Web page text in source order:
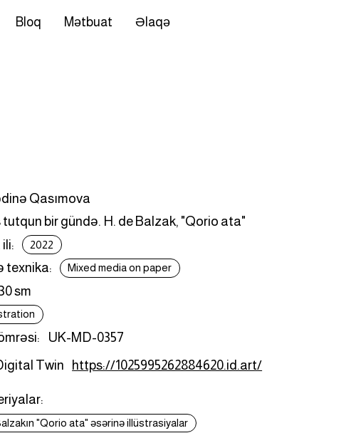
Bloq Mətbuat Əlaqə
Qasımova
tutqun bir gündə. H. de Balzak, "Qorio ata"
2022
texnika: Mixed media on paper
sm
UK-MD-0357
Twin
https://1025995262884620.id.art/
"Qorio ata" əsərinə illüstrasiyalar